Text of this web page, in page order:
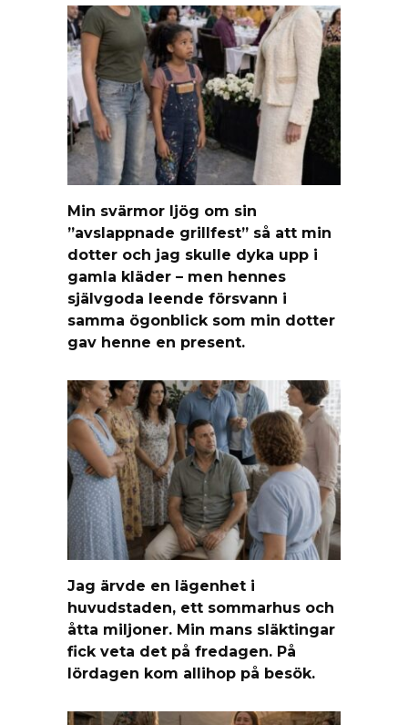
Min svärmor ljög om sin
”avslappnade grillfest” så att min
dotter och jag skulle dyka upp i
gamla kläder – men hennes
självgoda leende försvann i
samma ögonblick som min dotter
gav henne en present.
Jag ärvde en lägenhet i
huvudstaden, ett sommarhus och
åtta miljoner. Min mans släktingar
fick veta det på fredagen. På
lördagen kom allihop på besök.